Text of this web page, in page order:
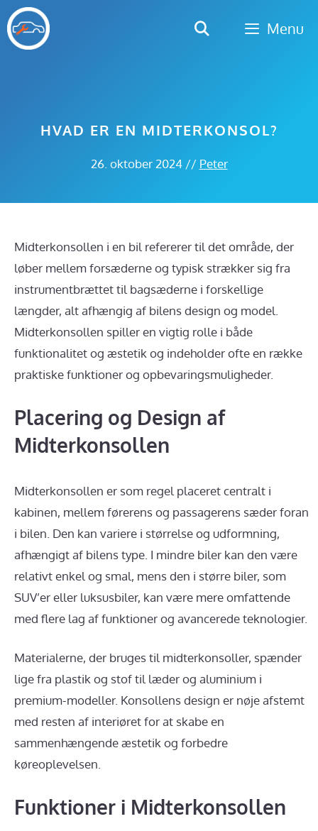
Hop
til
indhold
Menu
HVAD ER EN MIDTERKONSOL?
26. oktober 2024// Peter
Midterkonsollen i en bil refererer til det område, der
løber mellem forsæderne og typisk strækker sig fra
instrumentbrættet til bagsæderne i forskellige
længder, alt afhængig af bilens design og model.
Midterkonsollen spiller en vigtig rolle i både
funktionalitet og æstetik og indeholder ofte en række
praktiske funktioner og opbevaringsmuligheder.
Placering og Design af
Midterkonsollen
Midterkonsollen er som regel placeret centralt i
kabinen, mellem førerens og passagerens sæder foran
i bilen. Den kan variere i størrelse og udformning,
afhængigt af bilens type. I mindre biler kan den være
relativt enkel og smal, mens den i større biler, som
SUV’er eller luksusbiler, kan være mere omfattende
med flere lag af funktioner og avancerede teknologier.
Materialerne, der bruges til midterkonsoller, spænder
lige fra plastik og stof til læder og aluminium i
premium-modeller. Konsollens design er nøje afstemt
med resten af interiøret for at skabe en
sammenhængende æstetik og forbedre
køreoplevelsen.
Funktioner i Midterkonsollen